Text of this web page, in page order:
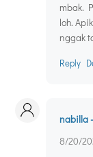
mbak.
loh.
nggak
Reply
nabilla
8/20/